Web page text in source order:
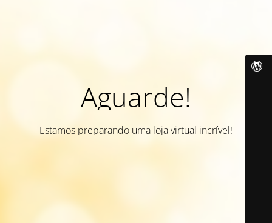
Aguarde!
Estamos preparando uma loja virtual incrível!